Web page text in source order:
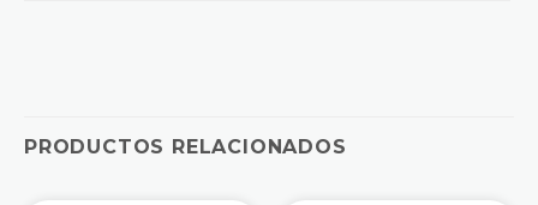
PRODUCTOS RELACIONADOS